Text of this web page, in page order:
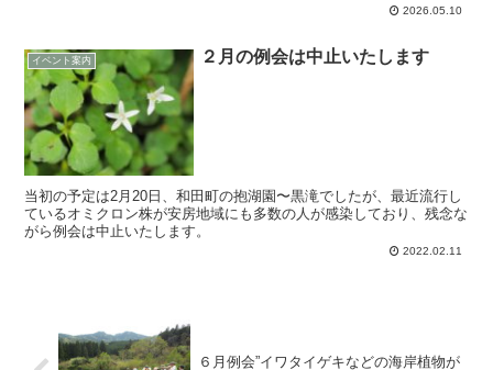
2026.05.10
イベント案内 ２月の例会は中止いたします
当初の予定は2月20日、和田町の抱湖園〜黒滝でしたが、最近流行し
ているオミクロン株が安房地域にも多数の人が感染しており、残念な
がら例会は中止いたします。
2022.02.11
６月例会”イワタイゲキなどの海岸植物が